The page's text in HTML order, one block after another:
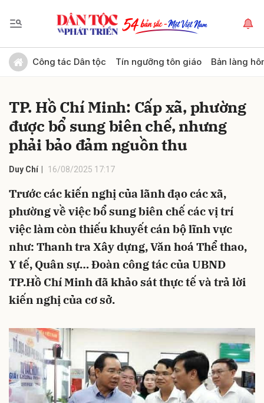
Công tác Dân tộc Tín ngưỡng tôn giáo Bản làng
TP. Hồ Chí Minh: Cấp xã, phường
được bổ sung biên chế, nhưng
phải bảo đảm nguồn thu
Duy Chí 16/08/2025 17:17
Trước các kiến nghị của lãnh đạo các xã,
phường về việc bổ sung biên chế các vị trí
việc làm còn thiếu khuyết cán bộ lĩnh vực
như: Thanh tra Xây dựng, Văn hoá Thể thao,
Y tế, Quân sự… Đoàn công tác của UBND
TP.Hồ Chí Minh đã khảo sát thực tế và trả lời
kiến nghị của cơ sở.
Gửi bình luận